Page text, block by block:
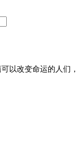
以改变命运的人们